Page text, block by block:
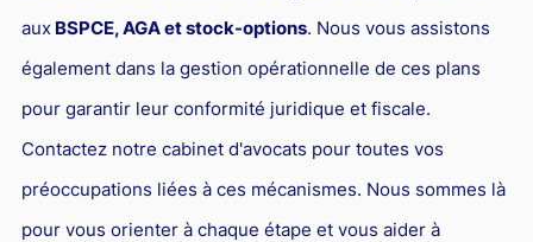
aux BSPCE, AGA et stock-options. Nous vous assistons
également dans la gestion opérationnelle de ces plans
pour garantir leur conformité juridique et fiscale.
Contactez notre cabinet d'avocats pour toutes vos
préoccupations liées à ces mécanismes. Nous sommes là
pour vous orienter à chaque étape et vous aider à